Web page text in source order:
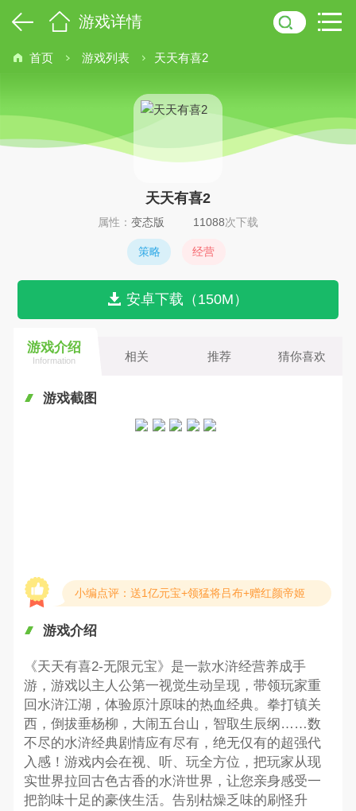
游戏详情
首页 游戏列表 天天有喜2
天天有喜2
属性： 变态版 11088次下载
策略 经营
安卓下载（150M）
游戏介绍
Information 相关 推荐 猜你喜欢
游戏截图
小编点评：送1亿元宝+领猛将吕布+赠红颜帝姬
游戏介绍
《天天有喜2-无限元宝》是一款水浒经营养成手
游，游戏以主人公第一视觉生动呈现，带领玩家重
回水浒江湖，体验原汁原味的热血经典。拳打镇关
西，倒拔垂杨柳，大闹五台山，智取生辰纲……数
不尽的水浒经典剧情应有尽有，绝无仅有的超强代
入感！游戏内会在视、听、玩全方位，把玩家从现
实世界拉回古色古香的水浒世界，让您亲身感受一
把韵味十足的豪侠生活。告别枯燥乏味的刷怪升